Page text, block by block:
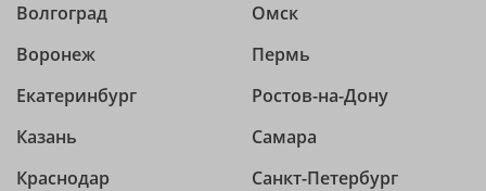
Волгоград
Воронеж
Екатеринбург
Казань
Краснодар
Омск
Пермь
Ростов-на-Дону
Самара
Санкт-Петербург